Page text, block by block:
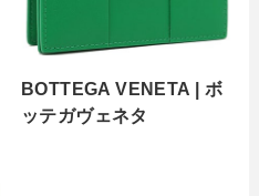
BOTTEGA VENETA | ボ
ッテガヴェネタ